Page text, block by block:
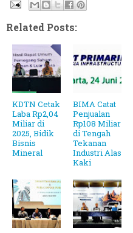
Related Posts:
KDTN Cetak
Laba Rp2,04
Miliar di
2025, Bidik
Bisnis
Mineral
BIMA Catat
Penjualan
Rp108 Miliar
di Tengah
Tekanan
Industri Alas
Kaki